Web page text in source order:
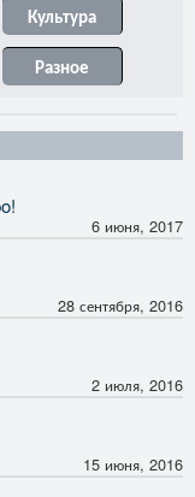
Культура
Разное
6 июня, 2017
28 сентября, 2016
2 июля, 2016
15 июня, 2016